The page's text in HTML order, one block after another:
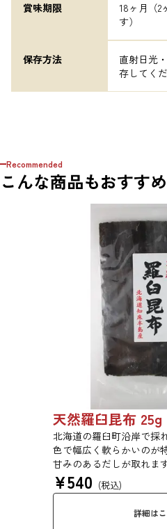
賞味期限
18ヶ月（2
す）
保存方法
直射日光
存してくだ
Recommended
こんな商品もおすすめ
天然羅臼昆布
北海道の羅臼町沿岸で採
色で幅広く軟らかいのが
甘みのあるだしが取れま
みもっちりした食感があ
で評価の高い高級昆布で
¥540 (税込)
詳細は